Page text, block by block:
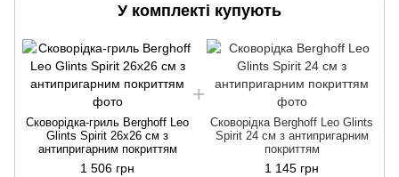
У комплекті купують
Сковорідка-гриль Berghoff Leo
Glints Spirit 26х26 см з
антипригарним покриттям
1 506 грн
Сковорідка Berghoff Leo Glints
Spirit 24 см з антипригарним
покриттям
1 145 грн